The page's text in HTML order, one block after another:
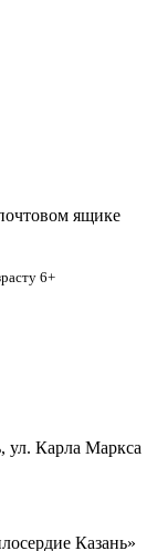
ящике
6+
ул. Карла Маркса
Казань»